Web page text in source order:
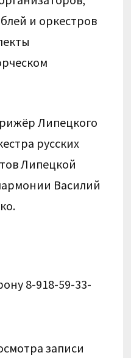
и оркестров
Липецкого
русских
Липецкой
Василий
8-918-59-33-
записи